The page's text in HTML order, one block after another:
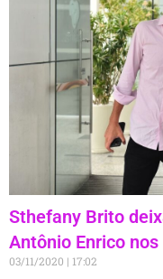
Sthefany Brito
Antônio Enrico
03/11/2020 17:02